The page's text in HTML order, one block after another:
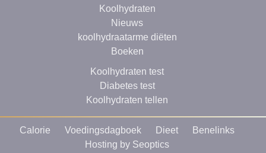
Koolhydraten
Nieuws
koolhydraatarme diëten
Boeken
Koolhydraten test
Diabetes test
Koolhydraten tellen
Calorie Voedingsdagboek Dieet
Benelinks
Hosting by Seoptics